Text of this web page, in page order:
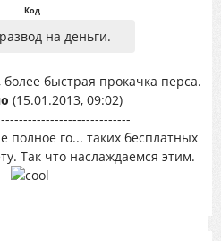
Код
на деньги.
быстрая прокачка перса.
(15.01.2013, 09:02)
полное го... таких бесплатных
Так что наслаждаемся этим.